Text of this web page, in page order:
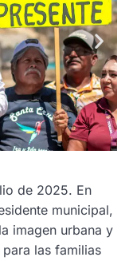
de 2025. En
municipal,
imagen urbana y
las familias